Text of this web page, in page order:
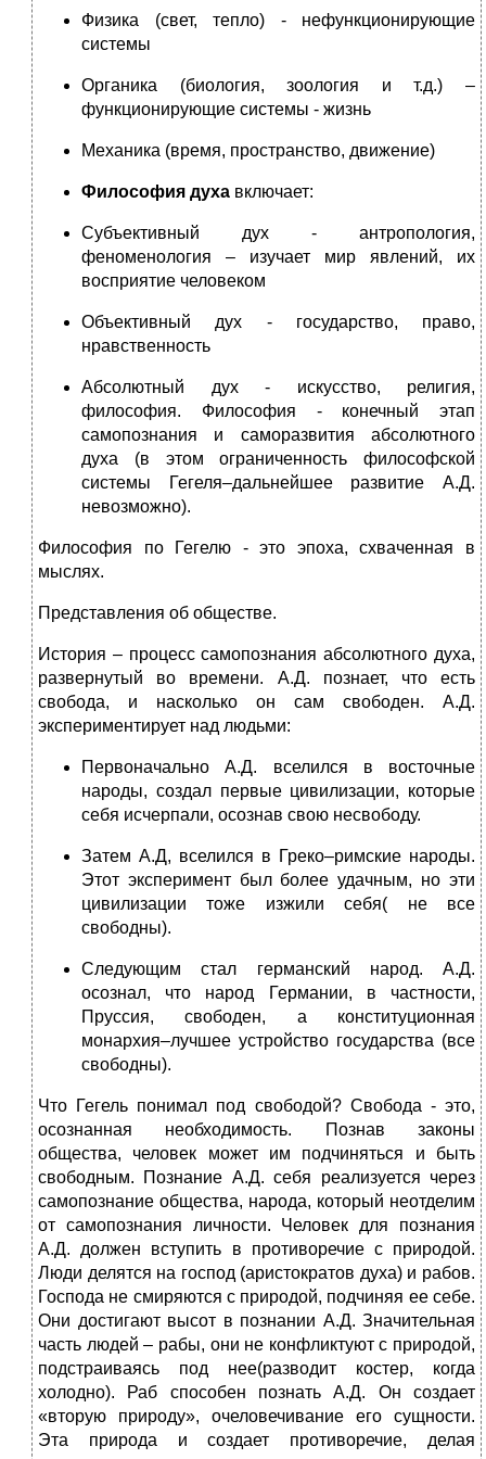
Физика (свет, тепло) - нефункционирующие
системы
Органика (биология, зоология и т.д.) –
функционирующие системы - жизнь
Механика (время, пространство, движение)
Философия духа включает:
Субъективный дух - антропология,
феноменология – изучает мир явлений, их
восприятие человеком
Объективный дух - государство, право,
нравственность
Абсолютный дух - искусство, религия,
философия. Философия - конечный этап
самопознания и саморазвития абсолютного
духа (в этом ограниченность философской
системы Гегеля–дальнейшее развитие А.Д.
невозможно).
Философия по Гегелю - это эпоха, схваченная в
мыслях.
Представления об обществе.
История – процесс самопознания абсолютного духа,
развернутый во времени. А.Д. познает, что есть
свобода, и насколько он сам свободен. А.Д.
экспериментирует над людьми:
Первоначально А.Д. вселился в восточные
народы, создал первые цивилизации, которые
себя исчерпали, осознав свою несвободу.
Затем А.Д, вселился в Греко–римские народы.
Этот эксперимент был более удачным, но эти
цивилизации тоже изжили себя( не все
свободны).
Следующим стал германский народ. А.Д.
осознал, что народ Германии, в частности,
Пруссия, свободен, а конституционная
монархия–лучшее устройство государства (все
свободны).
Что Гегель понимал под свободой? Свобода - это,
осознанная необходимость. Познав законы
общества, человек может им подчиняться и быть
свободным. Познание А.Д. себя реализуется через
самопознание общества, народа, который неотделим
от самопознания личности. Человек для познания
А.Д. должен вступить в противоречие с природой.
Люди делятся на господ (аристократов духа) и рабов.
Господа не смиряются с природой, подчиняя ее себе.
Они достигают высот в познании А.Д. Значительная
часть людей – рабы, они не конфликтуют с природой,
подстраиваясь под нее(разводит костер, когда
холодно). Раб способен познать А.Д. Он создает
«вторую природу», очеловечивание его сущности.
Эта природа и создает противоречие, делая